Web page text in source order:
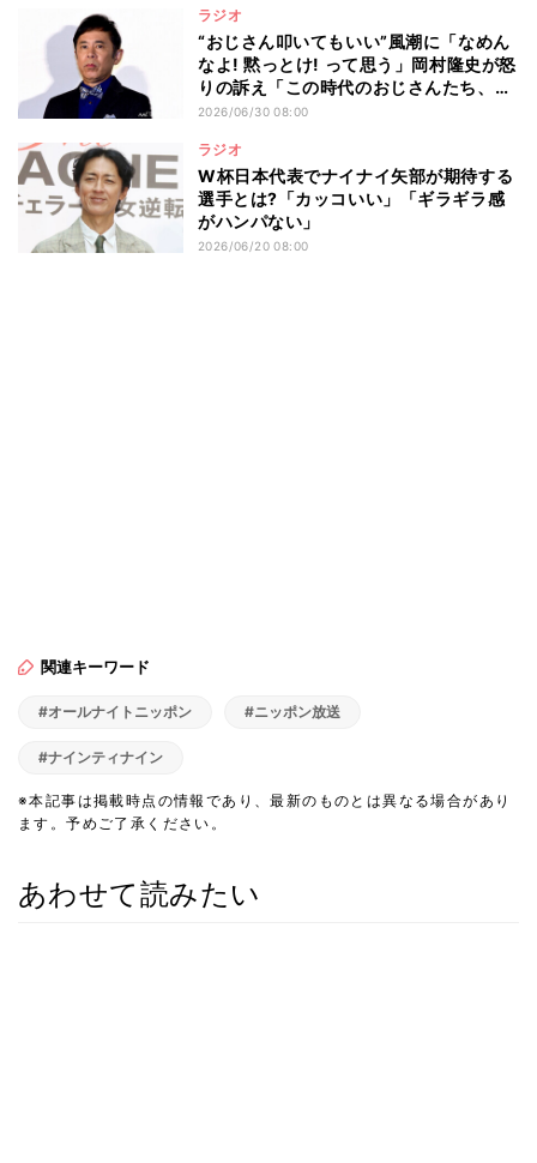
ラジオ
“おじさん叩いてもいい”風潮に「なめん
なよ! 黙っとけ! って思う」岡村隆史が怒
りの訴え「この時代のおじさんたち、ホ
ンマにかわいそう」
2026/06/30 08:00
ラジオ
W杯日本代表でナイナイ矢部が期待する
選手とは?「カッコいい」「ギラギラ感
がハンパない」
2026/06/20 08:00
関連キーワード
#オールナイトニッポン #ニッポン放送
#ナインティナイン
※本記事は掲載時点の情報であり、最新のものとは異なる場合があり
ます。予めご了承ください。
あわせて読みたい